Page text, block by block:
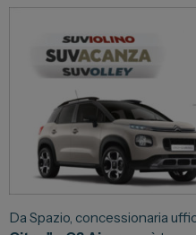
Leapmotor
Toyota
Dongfeng
Da Spazio, concessionaria